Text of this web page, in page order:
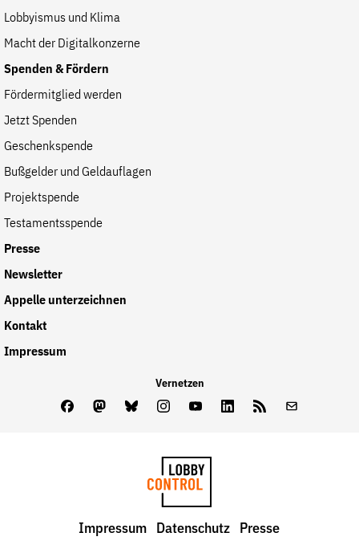
Lobbyismus und Klima
Macht der Digitalkonzerne
Spenden & Fördern
Fördermitglied werden
Jetzt Spenden
Geschenkspende
Bußgelder und Geldauflagen
Projektspende
Testamentsspende
Presse
Newsletter
Appelle unterzeichnen
Kontakt
Impressum
Vernetzen
FacebookMastodon
BlueskyInstagram
YoutubeLinkedInFeed
LobbyControl
Impressum Datenschutz Presse